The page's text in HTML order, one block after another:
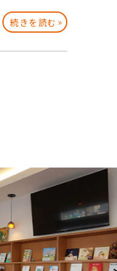
続きを読む »